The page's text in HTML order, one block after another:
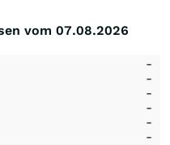
vom 07.08.2026
-
-
-
-
-
-